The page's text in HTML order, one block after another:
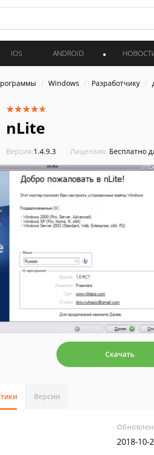
IOS ANDROID
Windows Разработчику
nLite
Версия:1.4.9.3 Лицензия: Бесплатно
Скачать
Версии
2018-10-